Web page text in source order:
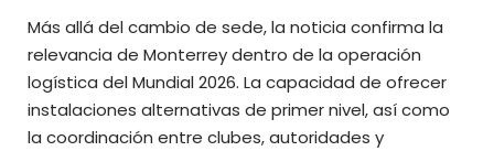
Más allá del cambio de sede, la noticia confirma la
relevancia de Monterrey dentro de la operación
logística del Mundial 2026. La capacidad de ofrecer
instalaciones alternativas de primer nivel, así como
la coordinación entre clubes, autoridades y